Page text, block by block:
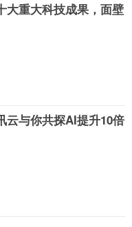
大重大科技成果，面壁
云与你共探AI提升10倍